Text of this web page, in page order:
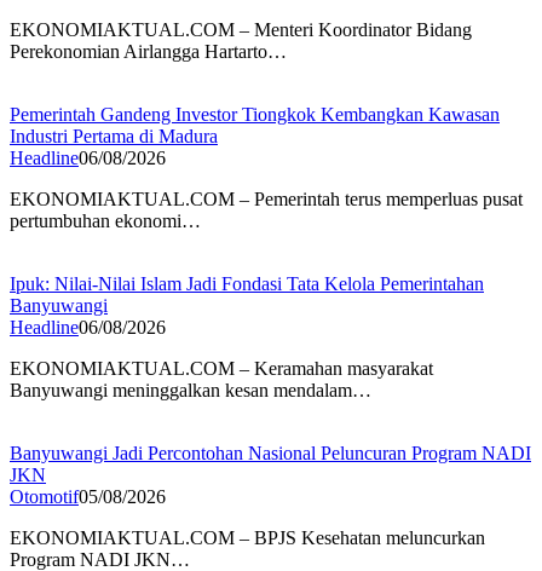
EKONOMIAKTUAL.COM – Menteri Koordinator Bidang
Perekonomian Airlangga Hartarto…
Pemerintah Gandeng Investor Tiongkok Kembangkan Kawasan
Industri Pertama di Madura
Headline06/08/2026
EKONOMIAKTUAL.COM – Pemerintah terus memperluas pusat
pertumbuhan ekonomi…
Ipuk: Nilai-Nilai Islam Jadi Fondasi Tata Kelola Pemerintahan
Banyuwangi
Headline06/08/2026
EKONOMIAKTUAL.COM – Keramahan masyarakat
Banyuwangi meninggalkan kesan mendalam…
Banyuwangi Jadi Percontohan Nasional Peluncuran Program NADI
JKN
Otomotif05/08/2026
EKONOMIAKTUAL.COM – BPJS Kesehatan meluncurkan
Program NADI JKN…